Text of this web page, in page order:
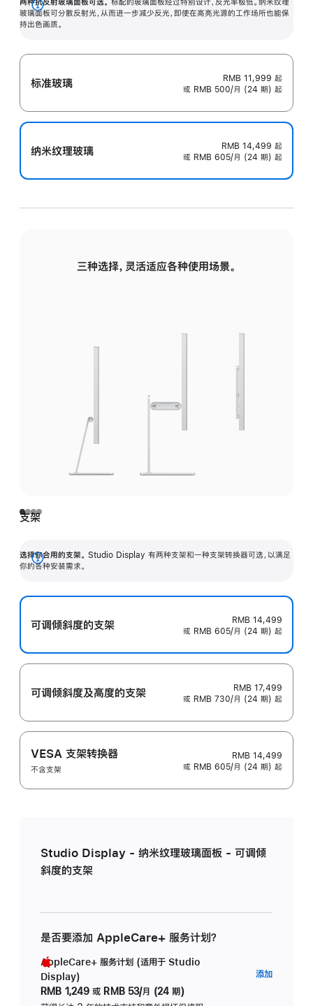
两种抗反射玻璃面板可选。 标配的玻璃面板经过特别设计，反光率极低。纳米纹理
玻璃面板可分散反射光，从而进一步减少反光，即使在高亮光源的工作场所也能保
持出色画质。
展
开
标准玻璃 RMB 11,999 起
或 RMB 500/月 (24 期) 起
纳米纹理玻璃 RMB 14,499 起
或 RMB 605/月 (24 期) 起
三种选择，灵活适应各种使用场景。
支架
选择你合用的支架。 Studio Display 有两种支架和一种支架转换器可选，以满足
你的各种安装需求。
展
可调倾斜度的支架
RMB 14,499
或 RMB 605/月 (24 期) 起
可调倾斜度及高‍度的支‍架
RMB 17,499
或 RMB 730/月 (24 期) 起
VESA 支架转换器
不含支架
RMB 14,499
或 RMB 605/月 (24 期) 起
Studio Display - 纳米纹理玻璃面板 - 可调倾
斜度的支架
是否要添加 AppleCare+ 服务计划？
AppleCare+ 服务计划 (适用于 Studio
Display)
RMB 1,249 或 RMB 53/月 (24 期)
添加